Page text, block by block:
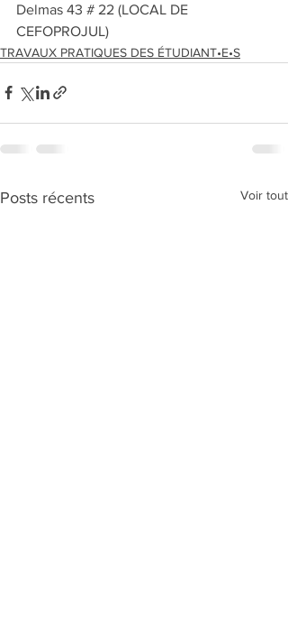
Delmas 43 # 22 (LOCAL DE
CEFOPROJUL)
TRAVAUX PRATIQUES DES ÉTUDIANT•E•S
Posts récents Voir tout